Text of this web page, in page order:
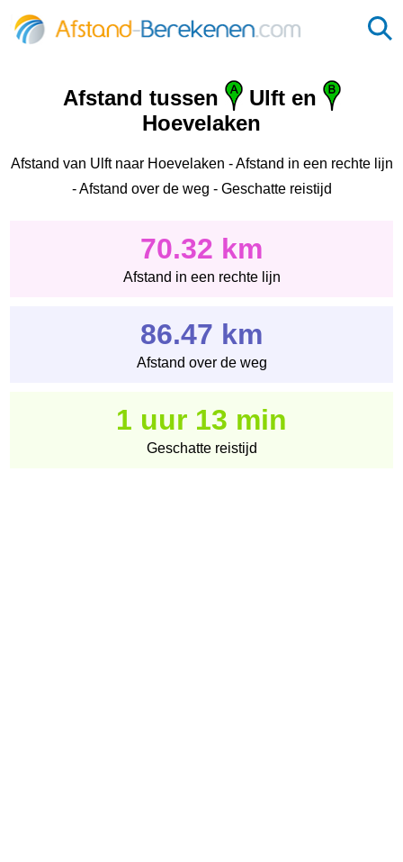
Afstand tussen
Ulft en
Hoevelaken
Afstand van Ulft naar Hoevelaken - Afstand in een rechte lijn
- Afstand over de weg - Geschatte reistijd
70.32 km
Afstand in een rechte lijn
86.47 km
Afstand over de weg
1 uur 13 min
Geschatte reistijd